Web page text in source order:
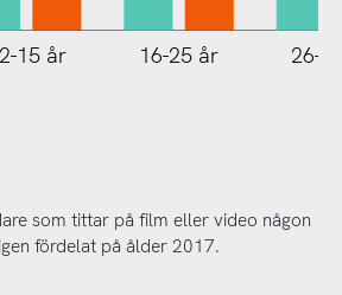
15 år 16-25 år 26-
som tittar på film eller video någon
fördelat på ålder 2017.